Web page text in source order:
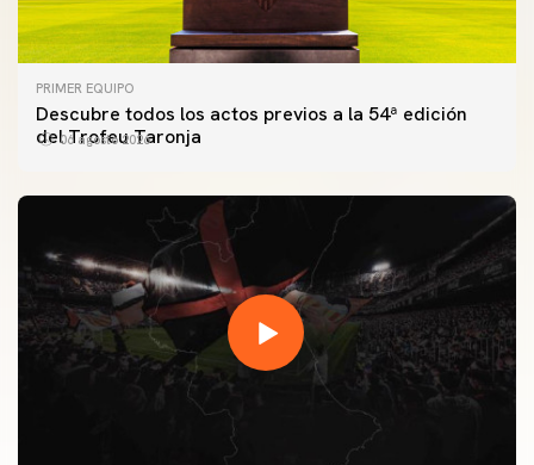
PRIMER EQUIPO
Descubre todos los actos previos a la 54ª edición
del Trofeu Taronja
06 agosto 2026